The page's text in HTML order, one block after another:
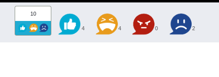
10
4 4 0 2